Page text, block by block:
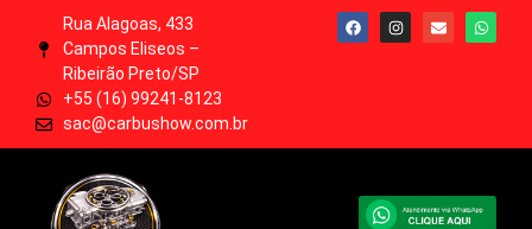
Rua Alagoas, 433
Campos Eliseos –
Ribeirão Preto/SP
+55 (16) 99241-8123
sac@carbushow.com.br